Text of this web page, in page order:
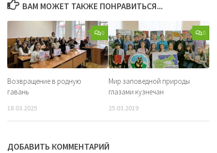
ВАМ МОЖЕТ ТАКЖЕ ПОНРАВИТЬСЯ...
0
Возвращение в родную
гавань
18.03.2025
0
Мир заповедной природы
глазами кузнечан
25.03.2019
ДОБАВИТЬ КОММЕНТАРИЙ